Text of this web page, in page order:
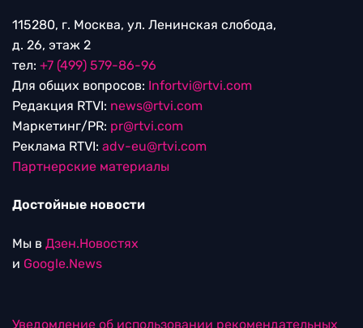
115280, г. Москва, ул. Ленинская слобода,
д. 26, этаж 2
тел: +7 (499) 579-86-96
Для общих вопросов: Infortvi@rtvi.com
Редакция RTVI: news@rtvi.com
Маркетинг/PR: pr@rtvi.com
Реклама RTVI: adv-eu@rtvi.com
Партнерские материалы
Достойные новости
Мы в Дзен.Новостях
и Google.News
Уведомление об использовании рекомендательных